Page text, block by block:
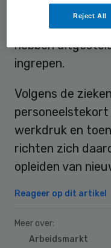
ondervraagde
om die reden
hebben
ingrepen.
Volgens de
werkdruk en
richten zich
opleiden van
Reageer op dit artikel
Meer over:
Arbeidsmarkt
Reject All